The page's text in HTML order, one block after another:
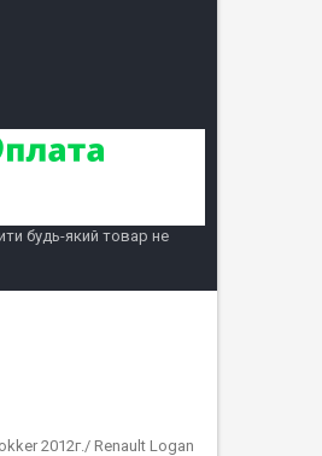
будь-який товар не
2012г./ Renault Logan